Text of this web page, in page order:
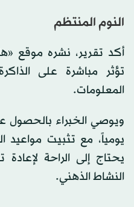
النوم المنتظم
أكد تقرير، نشره موقع
تؤثر مباشرة على
المعلومات.
يومياً، مع تثبيت مواعيد
يحتاج إلى الراحة
النشاط الذهني.